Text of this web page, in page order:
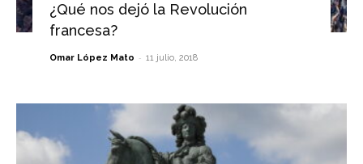
¿Qué nos dejó la Revolución
francesa?
Omar López Mato - 11 julio, 2018